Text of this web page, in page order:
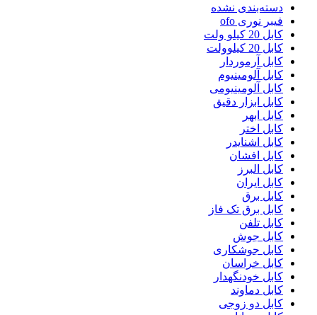
دسته‌بندی نشده
فیبر نوری ofo
کابل 20 کیلو ولت
کابل 20 کیلوولت
کابل آرموردار
کابل آلومینیوم
کابل آلومینیومی
کابل ابزار دقیق
کابل ابهر
کابل اختر
کابل اشنایدر
کابل افشان
کابل البرز
کابل ایران
کابل برق
کابل برق تک فاز
کابل تلفن
کابل جوش
کابل جوشکاری
کابل خراسان
کابل خودنگهدار
کابل دماوند
کابل دو زوجی